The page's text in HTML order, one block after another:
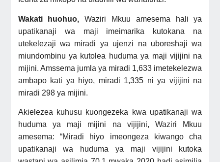
Wakati huohuo, Waziri Mkuu amesema hali ya
upatikanaji wa maji imeimarika kutokana na
utekelezaji wa miradi ya ujenzi na uboreshaji wa
miundombinu ya kutolea huduma ya maji vijijini na
mijini. Amssema jumla ya miradi 1,633 imetekelezwa
ambapo kati ya hiyo, miradi 1,335 ni ya vijijini na
miradi 298 ya mijini.
Akielezea kuhusu kuongezeka kwa upatikanaji wa
huduma ya maji mijini na vijijini, Waziri Mkuu
amesema: “Miradi hiyo imeongeza kiwango cha
upatikanaji wa huduma ya maji vijijini kutoka